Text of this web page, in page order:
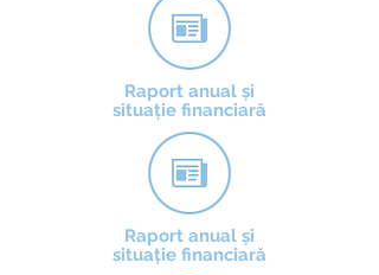
Raport anual și
situație financiară
Raport anual și
situație financiară